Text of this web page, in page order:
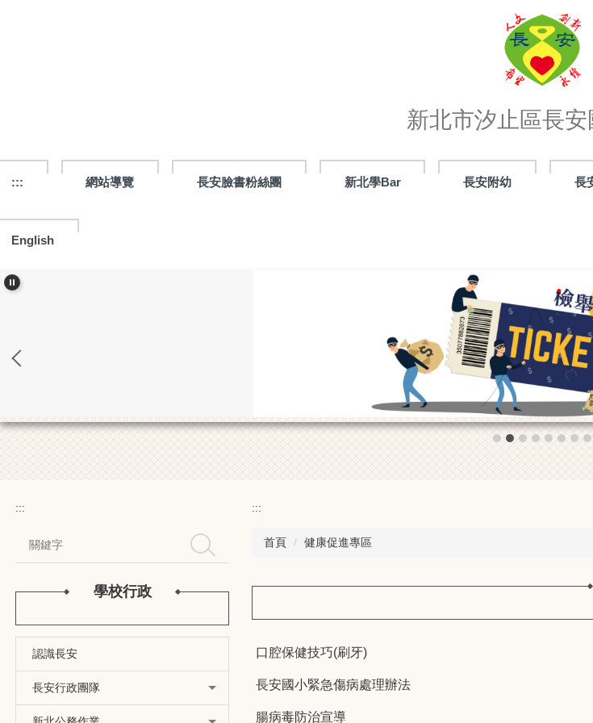
新北市汐止區長
::: 網站導覽 長安臉書粉絲團 新北學Bar 長安附幼 長
English
:::
搜尋
學校行政
認識長安
長安行政團隊
:::
首頁 健康促進專區
口腔保健技巧(刷牙)
長安國小緊急傷病處理辦法
腸病毒防治宣導